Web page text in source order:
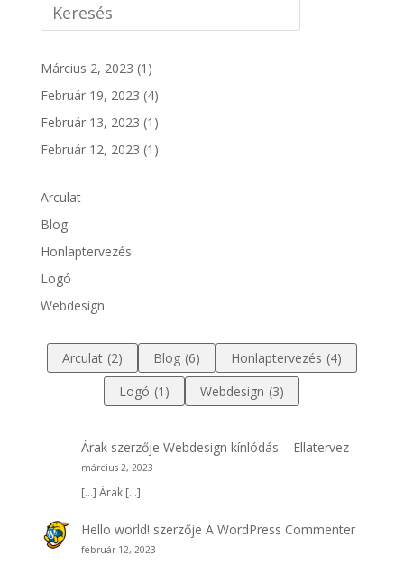
Március 2, 2023 (1)
Február 19, 2023 (4)
Február 13, 2023 (1)
Február 12, 2023 (1)
Arculat
Blog
Honlaptervezés
Logó
Webdesign
Arculat (2) Blog (6) Honlaptervezés (4)
Logó (1) Webdesign (3)
Árak szerzőjeWebdesign kínlódás – Ellatervez
március 2, 2023
[…] Árak […]
Hello world! szerzőjeA WordPress Commenter
február 12, 2023